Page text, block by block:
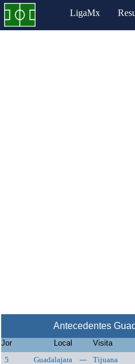
LigaMx
Antecedentes
Jor Local Visita
5
Guadalajara --- Tijuana